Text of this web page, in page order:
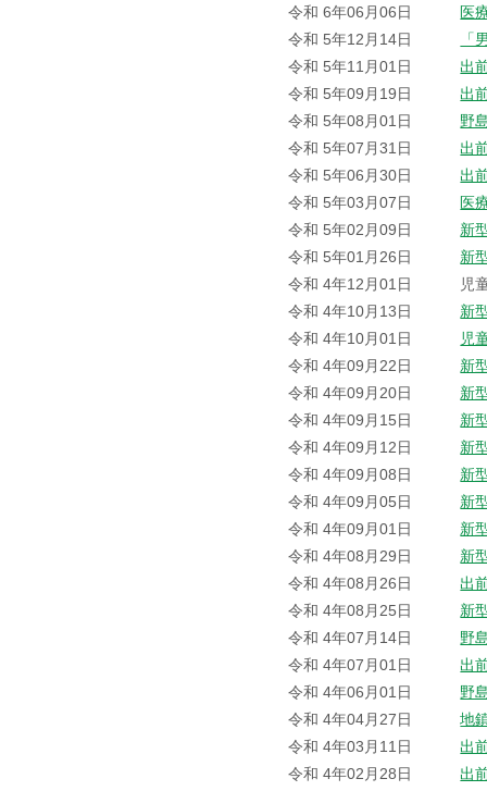
令和 6年06月06日
医
令和 5年12月14日
「
令和 5年11月01日
出
令和 5年09月19日
出
令和 5年08月01日
野
令和 5年07月31日
出
令和 5年06月30日
出
令和 5年03月07日
医
令和 5年02月09日
新
令和 5年01月26日
新
令和 4年12月01日
児
令和 4年10月13日
新
令和 4年10月01日
児
令和 4年09月22日
新
令和 4年09月20日
新
令和 4年09月15日
新
令和 4年09月12日
新
令和 4年09月08日
新
令和 4年09月05日
新
令和 4年09月01日
新
令和 4年08月29日
新
令和 4年08月26日
出
令和 4年08月25日
新
令和 4年07月14日
野
令和 4年07月01日
出
令和 4年06月01日
野
令和 4年04月27日
地
令和 4年03月11日
出
令和 4年02月28日
出